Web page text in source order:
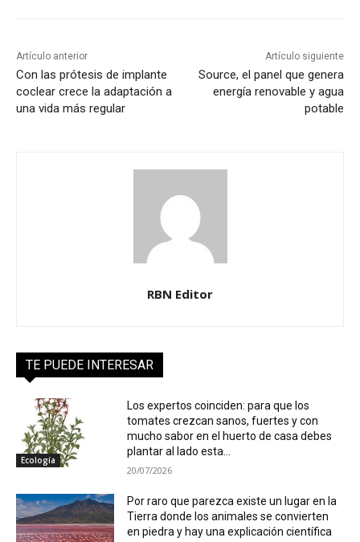
Artículo anterior
Con las prótesis de implante
coclear crece la adaptación a
una vida más regular
Artículo siguiente
Source, el panel que genera
energía renovable y agua
potable
RBN Editor
TE PUEDE INTERESAR
Ecología
Los expertos coinciden: para que los
tomates crezcan sanos, fuertes y con
mucho sabor en el huerto de casa debes
plantar al lado esta...
20/07/2026
Por raro que parezca existe un lugar en la
Tierra donde los animales se convierten
en piedra y hay una explicación científica